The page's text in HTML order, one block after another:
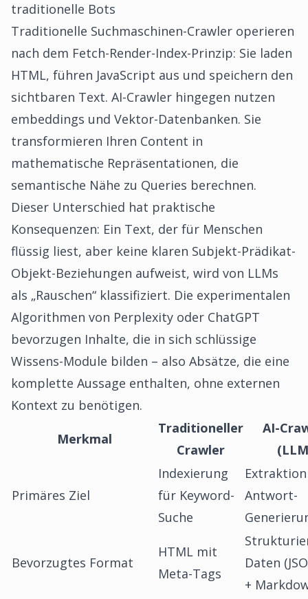
traditionelle Bots
Traditionelle Suchmaschinen-Crawler operieren
nach dem Fetch-Render-Index-Prinzip: Sie laden
HTML, führen JavaScript aus und speichern den
sichtbaren Text. AI-Crawler hingegen nutzen
embeddings und Vektor-Datenbanken. Sie
transformieren Ihren Content in
mathematische Repräsentationen, die
semantische Nähe zu Queries berechnen.
Dieser Unterschied hat praktische
Konsequenzen: Ein Text, der für Menschen
flüssig liest, aber keine klaren Subjekt-Prädikat-
Objekt-Beziehungen aufweist, wird von LLMs
als „Rauschen“ klassifiziert. Die experimentalen
Algorithmen von Perplexity oder ChatGPT
bevorzugen Inhalte, die in sich schlüssige
Wissens-Module bilden – also Absätze, die eine
komplette Aussage enthalten, ohne externen
Kontext zu benötigen.
Merkmal
Traditioneller
Crawler
AI-
Primäres Ziel
Indexierung
für Keyword-
Suche
Antwort-
Bevorzugtes Format
HTML mit
Meta-Tags
Daten
+